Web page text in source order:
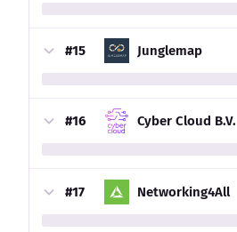
#15 Junglemap
#16 Cyber Cloud B.V.
#17 Networking4All